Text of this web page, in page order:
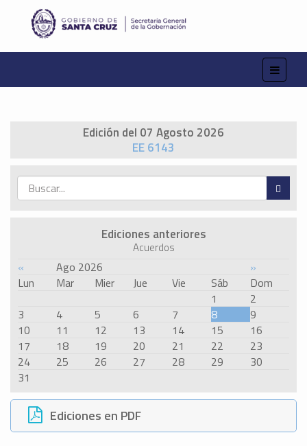
Edición del 07 Agosto 2026
EE 6143
Ediciones anteriores
Acuerdos
« Ago 2026
»
Lun
Mar Mier Jue Vie Sáb
Dom
1
2
3
4 5 6 7 8
9
10
11 12 13 14 15
16
17
18 19 20 21 22
23
24
25 26 27 28 29
30
31
Ediciones en PDF